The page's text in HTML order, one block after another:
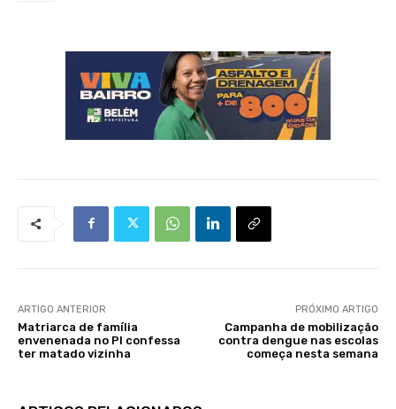
ARTIGO ANTERIOR
Matriarca de família
envenenada no PI confessa
ter matado vizinha
PRÓXIMO ARTIGO
Campanha de mobilização
contra dengue nas escolas
começa nesta semana